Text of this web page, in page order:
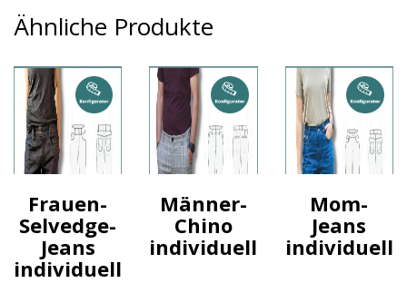
Ähnliche Produkte
Frauen-
Selvedge-
Jeans
individuell
Männer-
Chino
individuell
Mom-
Jeans
individuell